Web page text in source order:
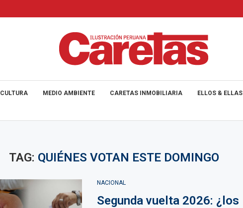
CULTURA MEDIO AMBIENTE CARETAS INMOBILIARIA ELLOS & ELLAS
TAG: QUIÉNES VOTAN ESTE DOMINGO
NACIONAL
Segunda vuelta 2026: ¿los